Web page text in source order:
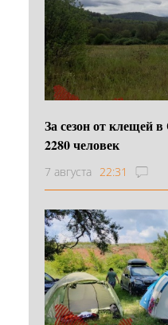
За сезон от клещей
2280 человек
7 августа 22:31